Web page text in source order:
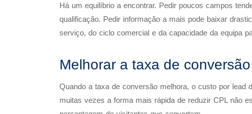
Há um equilíbrio a encontrar. Pedir poucos campos
qualificação. Pedir informação a mais pode baixar
serviço, do ciclo comercial e da capacidade da equipa
Melhorar a taxa de
Quando a taxa de conversão melhora, o custo por
muitas vezes a forma mais rápida de reduzir CPL não